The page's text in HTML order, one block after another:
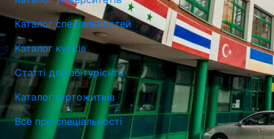
Вроцлаві
Вроцлав, Польща
Каталог спеціальностей
Каталог курсів
Статті для абітурієнта
Каталог гуртожитків
Все про спеціальності